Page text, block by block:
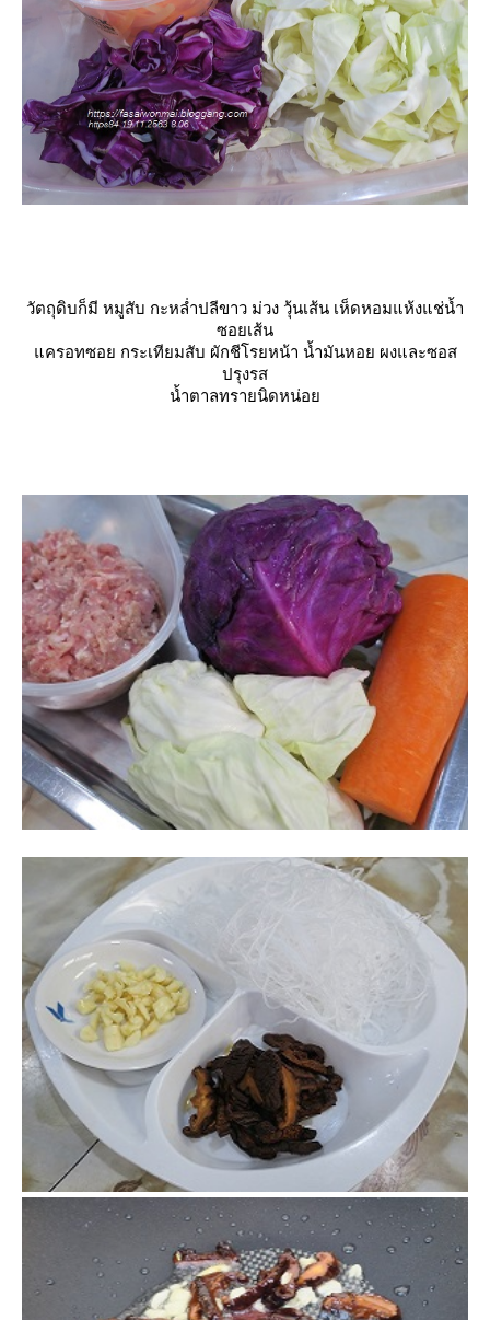
วัตถุดิบก็มี หมูสับ กะหล่ำปลีขาว ม่วง วุ้นเส้น เห็ดหอมแห้งแช่น้ำ
ซอยเส้น
ครอทซอย กระเทียมสับ ผักชีโรยหน้า น้ำมันหอย ผงและซอส
ปรุงรส
น้ำตาลทรายนิดหน่อ